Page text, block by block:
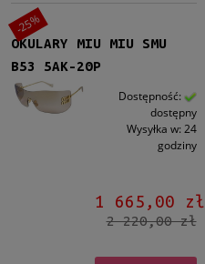
OKULARY MIU MIU SMU
B53 5AK-20P
Dostępność:
dostępny
Wysyłka w: 24
godziny
1 665,00 zł
2 220,00 zł
-25%